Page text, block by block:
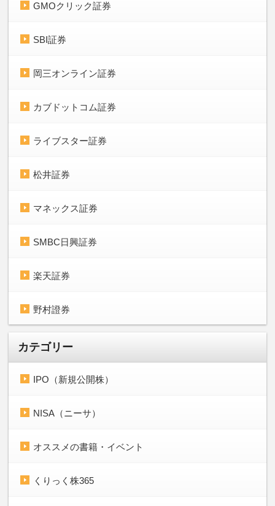
GMOクリック証券
SBI証券
岡三オンライン証券
カブドットコム証券
ライブスター証券
松井証券
マネックス証券
SMBC日興証券
楽天証券
野村證券
カテゴリー
IPO（新規公開株）
NISA（ニーサ）
オススメの書籍・イベント
くりっく株365